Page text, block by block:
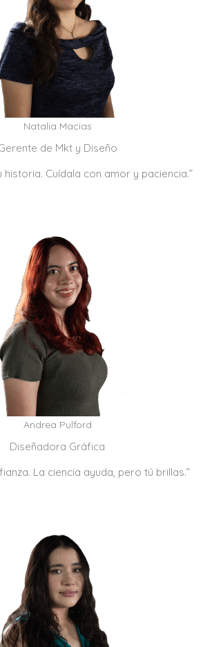
Natalia Macias
de Mkt y Diseño
historia. Cuídala con amor y paciencia.”
Andrea Pulford
Diseñadora Gráfica
La ciencia ayuda, pero tú brillas.”